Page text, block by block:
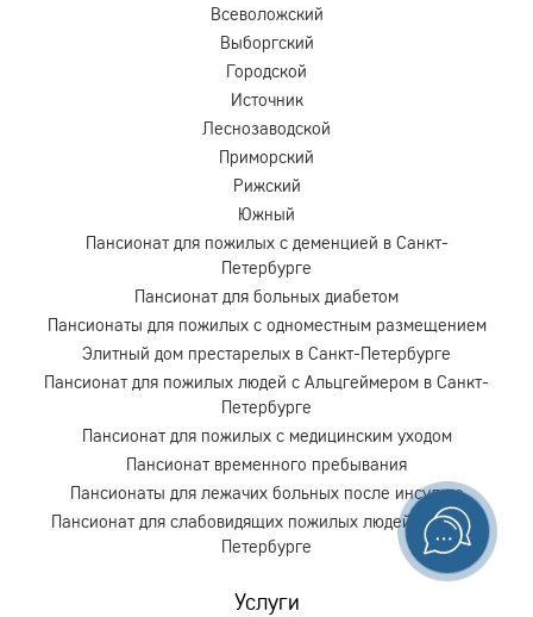
Всеволожский
Выборгский
Городской
Источник
Леснозаводской
Приморский
Рижский
Южный
Пансионат для пожилых с деменцией в Санкт-
Петербурге
Пансионат для больных диабетом
Пансионаты для пожилых с одноместным размещением
Элитный дом престарелых в Санкт-Петербурге
Пансионат для пожилых людей с Альцгеймером в Санкт-
Петербурге
Пансионат для пожилых с медицинским уходом
Пансионат временного пребывания
Пансионаты для лежачих больных после инсульта
Пансионат для слабовидящих пожилых людей в Санкт-
Петербурге
Услуги